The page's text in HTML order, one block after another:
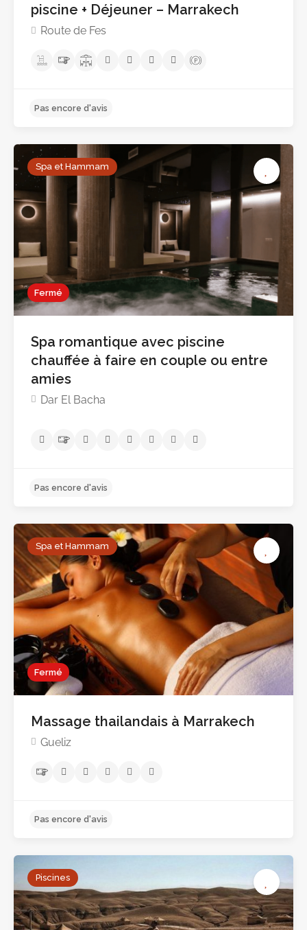
piscine + Déjeuner – Marrakech
Route de Fes
Pas encore d'avis
Fermé
Spa et Hammam
Spa romantique avec piscine
chauffée à faire en couple ou entre
amies
Dar El Bacha
Pas encore d'avis
Fermé
Spa et Hammam
Massage thailandais à Marrakech
Gueliz
Piscines